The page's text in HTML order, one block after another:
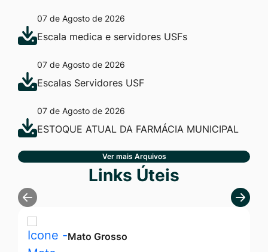
07 de Agosto de 2026
Escala medica e servidores USFs
07 de Agosto de 2026
Escalas Servidores USF
07 de Agosto de 2026
ESTOQUE ATUAL DA FARMÁCIA MUNICIPAL
Ver mais Arquivos
Seção Links ÚteisLinks Úteis
Mato Grosso